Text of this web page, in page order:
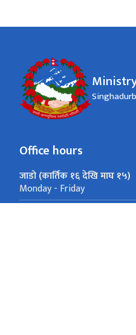
Office hours
जाडो (कार्तिक १६ देखि माघ १५)
Monday - Friday